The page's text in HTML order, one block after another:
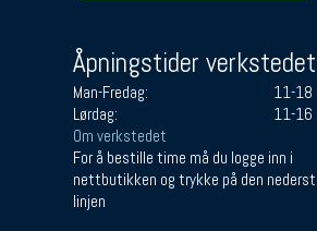
Åpningstider verkstedet
Man-Fredag:
11-18
Lørdag:
11-16
Om verkstedet
For å bestille time må du logge inn i
nettbutikken og trykke på den
linjen